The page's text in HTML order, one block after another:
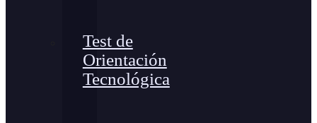
Test de
Orientación
Tecnológica